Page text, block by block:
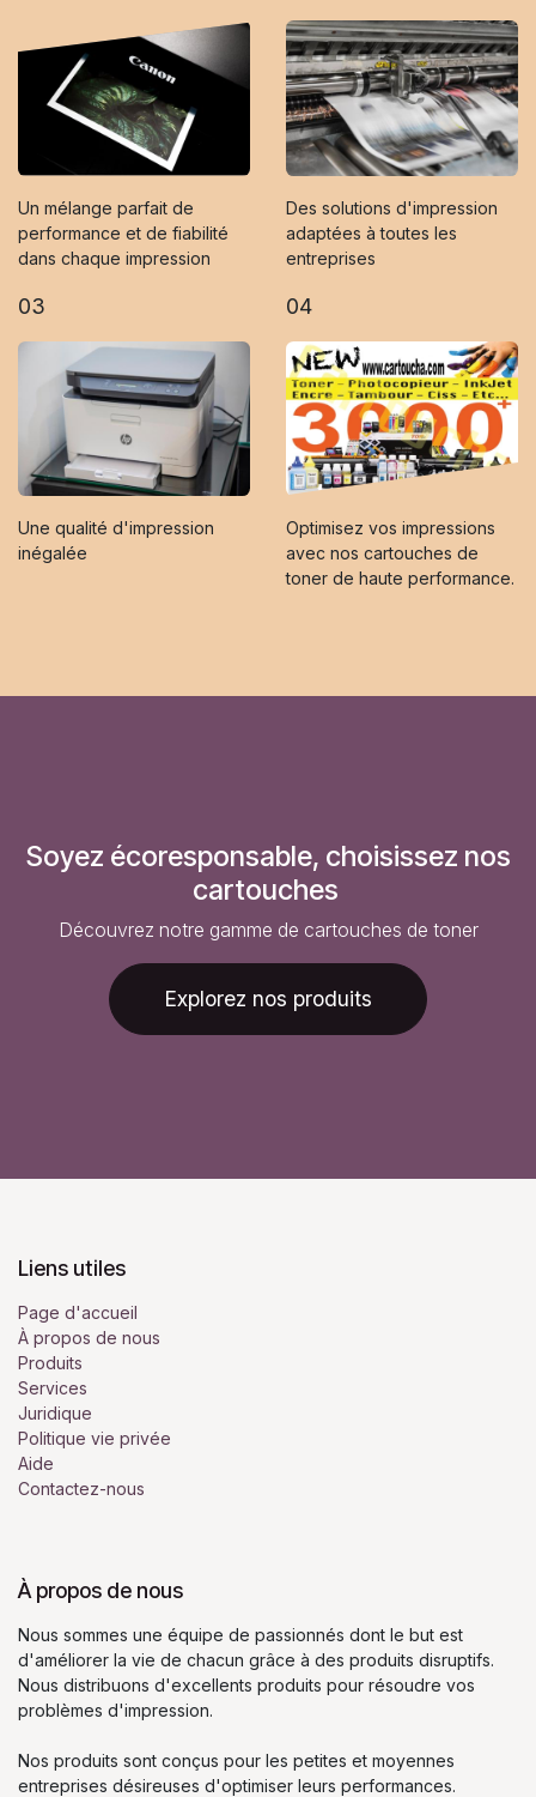
Un mélange parfait de
performance et de fiabilité
dans chaque impression
Des solutions d'impression
adaptées à toutes les
entreprises
03
Une qualité d'impression
inégalée
04
Optimisez vos impressions
avec nos cartouches de
toner de haute performance.
Soyez écoresponsable, choisissez nos
cartouches
Découvrez notre gamme de cartouches de toner
Explorez nos produits
Liens utiles
Page d'accueil
À propos de nous
Produits
Services
Juridique
Politique vie privée
Aide
Contactez-nous
À propos de nous
Nous sommes une équipe de passionnés dont le but est
d'améliorer la vie de chacun grâce à des produits disruptifs.
Nous distribuons d'excellents produits pour résoudre vos
problèmes d'impression.
Nos produits sont conçus pour les petites et moyennes
entreprises désireuses d'optimiser leurs performances.